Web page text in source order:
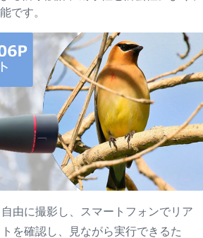
です。
由に撮影し、スマートフォンでリア
を確認し、見ながら実行できるた